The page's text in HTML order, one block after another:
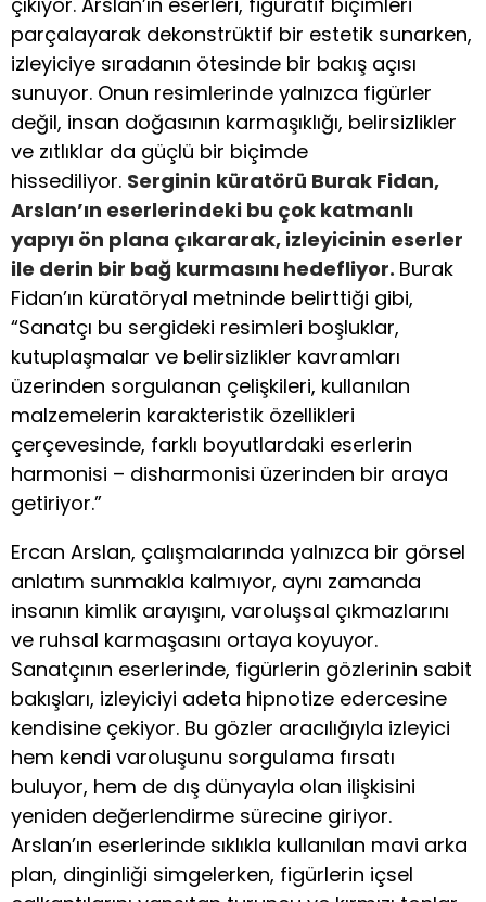
parçalayarak dekonstrüktif bir estetik sunarken,
izleyiciye sıradanın ötesinde bir bakış açısı
sunuyor. Onun resimlerinde yalnızca figürler
değil, insan doğasının karmaşıklığı, belirsizlikler
ve zıtlıklar da güçlü bir biçimde
hissediliyor. Serginin küratörü Burak Fidan,
Arslan’ın eserlerindeki bu çok katmanlı
yapıyı ön plana çıkararak, izleyicinin eserler
ile derin bir bağ kurmasını hedefliyor. Burak
Fidan’ın küratöryal metninde belirttiği gibi,
“Sanatçı bu sergideki resimleri boşluklar,
kutuplaşmalar ve belirsizlikler kavramları
üzerinden sorgulanan çelişkileri, kullanılan
malzemelerin karakteristik özellikleri
çerçevesinde, farklı boyutlardaki eserlerin
harmonisi – disharmonisi üzerinden bir araya
getiriyor.”
Ercan Arslan, çalışmalarında yalnızca bir görsel
anlatım sunmakla kalmıyor, aynı zamanda
insanın kimlik arayışını, varoluşsal çıkmazlarını
ve ruhsal karmaşasını ortaya koyuyor.
Sanatçının eserlerinde, figürlerin gözlerinin sabit
bakışları, izleyiciyi adeta hipnotize edercesine
kendisine çekiyor. Bu gözler aracılığıyla izleyici
hem kendi varoluşunu sorgulama fırsatı
buluyor, hem de dış dünyayla olan ilişkisini
yeniden değerlendirme sürecine giriyor.
Arslan’ın eserlerinde sıklıkla kullanılan mavi arka
plan, dinginliği simgelerken, figürlerin içsel